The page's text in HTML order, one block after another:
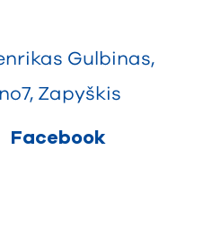
Gulbinas,
, Zapyškis
Facebook